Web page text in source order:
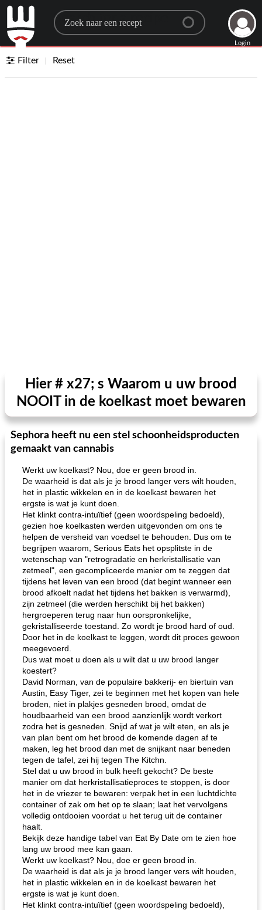
Search for a recipe
Login
Filter Reset
Hier # x27; s Waarom u uw brood
NOOIT in de koelkast moet bewaren
Sephora heeft nu een stel schoonheidsproducten
gemaakt van cannabis
Werkt uw koelkast? Nou, doe er geen brood in.
De waarheid is dat als je je brood langer vers wilt houden,
het in plastic wikkelen en in de koelkast bewaren het
ergste is wat je kunt doen.
Het klinkt contra-intuïtief (geen woordspeling bedoeld),
gezien hoe koelkasten werden uitgevonden om ons te
helpen de versheid van voedsel te behouden. Dus om te
begrijpen waarom, Serious Eats het opsplitste in de
wetenschap van "retrogradatie en herkristallisatie van
zetmeel", een gecompliceerde manier om te zeggen dat
tijdens het leven van een brood (dat begint wanneer een
brood afkoelt nadat het tijdens het bakken is verwarmd),
zijn zetmeel (die werden herschikt bij het bakken)
hergroeperen terug naar hun oorspronkelijke,
gekristalliseerde toestand. Zo wordt je brood hard of oud.
Door het in de koelkast te leggen, wordt dit proces gewoon
meegevoerd.
Dus wat moet u doen als u wilt dat u uw brood langer
koestert?
David Norman, van de populaire bakkerij- en biertuin van
Austin, Easy Tiger, zei te beginnen met het kopen van hele
broden, niet in plakjes gesneden brood, omdat de
houdbaarheid van een brood aanzienlijk wordt verkort
zodra het is gesneden. Snijd af wat je wilt eten, en als je
van plan bent om het brood de komende dagen af ​​te
maken, leg het brood dan met de snijkant naar beneden
tegen de tafel, zei hij tegen The Kitchn.
Stel dat u uw brood in bulk heeft gekocht? De beste
manier om dat herkristallisatieproces te stoppen, is door
het in de vriezer te bewaren: verpak het in een luchtdichte
container of zak om het op te slaan; laat het vervolgens
volledig ontdooien voordat u het terug uit de container
haalt.
Bekijk deze handige tabel van Eat By Date om te zien hoe
lang uw brood mee kan gaan.
Werkt uw koelkast? Nou, doe er geen brood in.
De waarheid is dat als je je brood langer vers wilt houden,
het in plastic wikkelen en in de koelkast bewaren het
ergste is wat je kunt doen.
Het klinkt contra-intuïtief (geen woordspeling bedoeld),